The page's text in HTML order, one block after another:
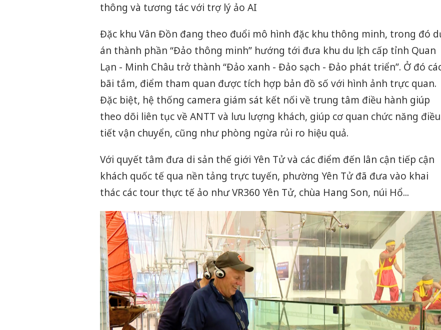
thông và tương tác với trợ lý ảo AI
Đặc khu Vân Đồn đang theo đuổi mô hình đặc khu thông minh, trong đó
án thành phần “Đảo thông minh” hướng tới đưa khu du lịch cấp tỉnh Quan
Lạn - Minh Châu trở thành “Đảo xanh - Đảo sạch - Đảo phát triển”. Ở đó
bãi tắm, điểm tham quan được tích hợp bản đồ số với hình ảnh trực quan.
Đặc biệt, hệ thống camera giám sát kết nối về trung tâm điều hành giúp
theo dõi liên tục về ANTT và lưu lượng khách, giúp cơ quan chức năng điều
tiết vận chuyển, cũng như phòng ngừa rủi ro hiệu quả.
Với quyết tâm đưa di sản thế giới Yên Tử và các điểm đến lân cận tiếp cận
khách quốc tế qua nền tảng trực tuyến, phường Yên Tử đã đưa vào khai
thác các tour thực tế ảo như VR360 Yên Tử, chùa Hang Son, núi Hổ...
Công an Thanh Hóa
tìm bị hại trong vụ
án sản xuất, buôn
bán yến sào giả
Lào
phạm
trong